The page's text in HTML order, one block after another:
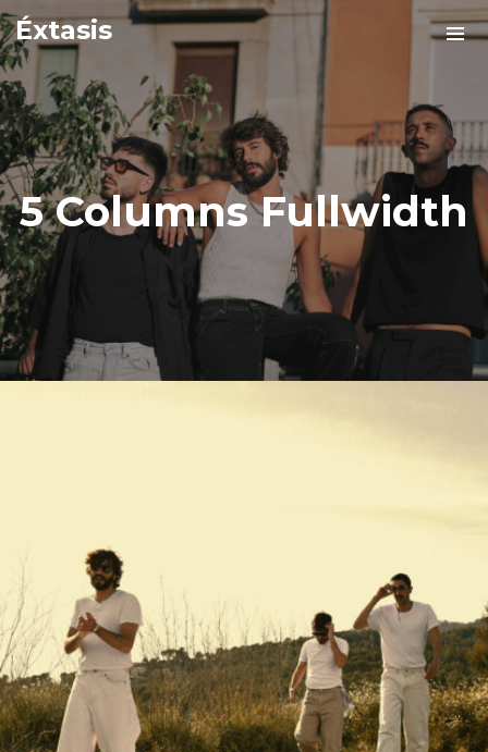
Éxtasis
5 Columns Fullwidth
amor por tres